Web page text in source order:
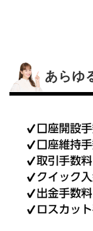
あらゆ